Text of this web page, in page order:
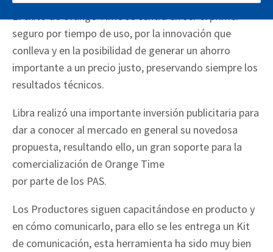
El éxito de Orange Time se centra en ser el primer
seguro por tiempo de uso, por la innovación que
conlleva y en la posibilidad de generar un ahorro
importante a un precio justo, preservando siempre los
resultados técnicos.
Libra realizó una importante inversión publicitaria para
dar a conocer al mercado en general su novedosa
propuesta, resultando ello, un gran soporte para la
comercialización de Orange Time
por parte de los PAS.
Los Productores siguen capacitándose en producto y
en cómo comunicarlo, para ello se les entrega un Kit
de comunicación, esta herramienta ha sido muy bien